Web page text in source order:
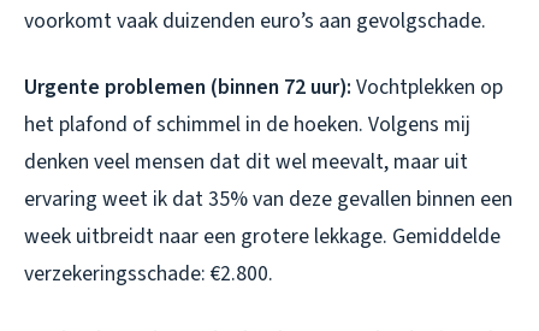
voorkomt vaak duizenden euro’s aan gevolgschade.
Urgente problemen (binnen 72 uur): Vochtplekken op
het plafond of schimmel in de hoeken. Volgens mij
denken veel mensen dat dit wel meevalt, maar uit
ervaring weet ik dat 35% van deze gevallen binnen een
week uitbreidt naar een grotere lekkage. Gemiddelde
verzekeringsschade: €2.800.